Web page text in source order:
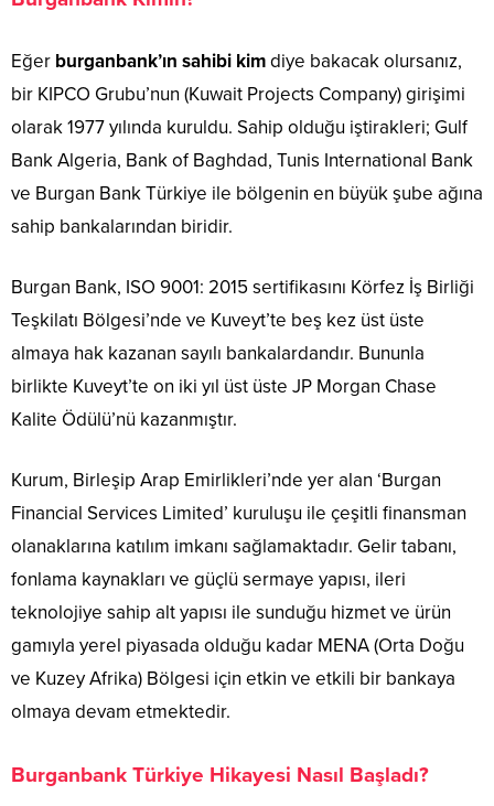
Eğer burganbank’ın sahibi kimdiye bakacak olursanız,
bir KIPCO Grubu’nun (Kuwait Projects Company) girişimi
olarak 1977 yılında kuruldu. Sahip olduğu iştirakleri; Gulf
Bank Algeria, Bank of Baghdad, Tunis International Bank
ve Burgan Bank Türkiye ile bölgenin en büyük şube ağına
sahip bankalarından biridir.
Burgan Bank, ISO 9001: 2015 sertifikasını Körfez İş Birliği
Teşkilatı Bölgesiʼnde ve Kuveytʼte beş kez üst üste
almaya hak kazanan sayılı bankalardandır. Bununla
birlikte Kuveyt’te on iki yıl üst üste JP Morgan Chase
Kalite Ödülü’nü kazanmıştır.
Kurum, Birleşip Arap Emirlikleri’nde yer alan ‘Burgan
Financial Services Limited’ kuruluşu ile çeşitli finansman
olanaklarına katılım imkanı sağlamaktadır. Gelir tabanı,
fonlama kaynakları ve güçlü sermaye yapısı, ileri
teknolojiye sahip alt yapısı ile sunduğu hizmet ve ürün
gamıyla yerel piyasada olduğu kadar MENA (Orta Doğu
ve Kuzey Afrika) Bölgesi için etkin ve etkili bir bankaya
olmaya devam etmektedir.
Burganbank Türkiye Hikayesi Nasıl Başladı?